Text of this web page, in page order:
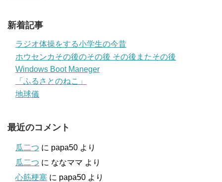
新着記事
ラジオ体操をする小学生の今昔
ホウセンカその後のその後 その後またその後
Windows Boot Maneger
「ふるさとのねこ」
地球儀
最近のコメント
瓜二つ に papa50 より
瓜二つ に ななママ より
心筋梗塞 に papa50 より